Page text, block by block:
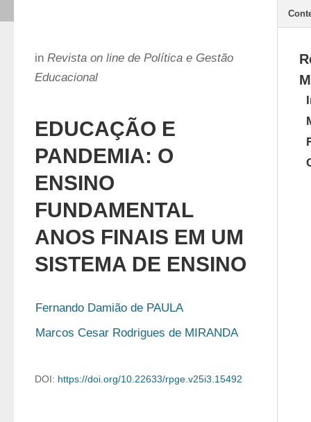
in Revista on line de Política e Gestão
Educacional
EDUCAÇÃO E
PANDEMIA: O
ENSINO
FUNDAMENTAL
ANOS FINAIS EM UM
SISTEMA DE ENSINO
Fernando Damião de PAULA
Marcos Cesar Rodrigues de MIRANDA
DOI: https://doi.org/10.22633/rpge.v25i3.15492